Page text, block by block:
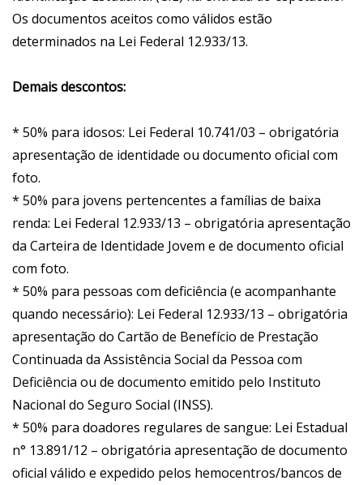
Os documentos aceitos como válidos estão
determinados na Lei Federal 12.933/13.
Demais descontos:
* 50% para idosos: Lei Federal 10.741/03 – obrigatória
apresentação de identidade ou documento oficial com
foto.
* 50% para jovens pertencentes a famílias de baixa
renda: Lei Federal 12.933/13 – obrigatória apresentação
da Carteira de Identidade Jovem e de documento oficial
com foto.
* 50% para pessoas com deficiência (e acompanhante
quando necessário): Lei Federal 12.933/13 – obrigatória
apresentação do Cartão de Benefício de Prestação
Continuada da Assistência Social da Pessoa com
Deficiência ou de documento emitido pelo Instituto
Nacional do Seguro Social (INSS).
* 50% para doadores regulares de sangue: Lei Estadual
n° 13.891/12 – obrigatória apresentação de documento
oficial válido e expedido pelos hemocentros/bancos de